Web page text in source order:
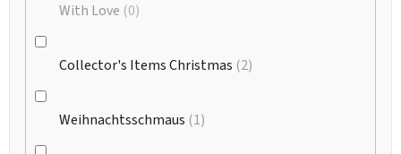
With Love 0
Collector's Items Christmas 2
Weihnachtsschmaus 1